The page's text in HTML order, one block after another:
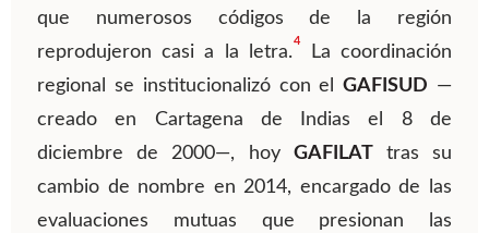
que numerosos códigos de la región
reprodujeron casi a la letra.
4
La coordinación
regional se institucionalizó con elGAFISUD —
creado en Cartagena de Indias el 8 de
diciembre de 2000—, hoy GAFILATtras su
cambio de nombre en 2014, encargado de las
evaluaciones mutuas que presionan las